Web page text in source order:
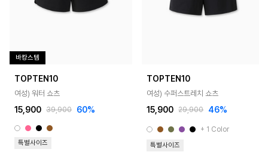
바캉스템
TOPTEN10
여성) 워터 쇼츠
15,900 39,900 60%
특별사이즈
TOPTEN10
여성) 수퍼스트레치 쇼츠
15,900 29,900 46%
+ 1 Color
특별사이즈